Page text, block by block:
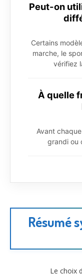
Peut-on
Certains
marche, le
vérifiez
À quelle
Avant
grandi ou
Résumé
Le choix